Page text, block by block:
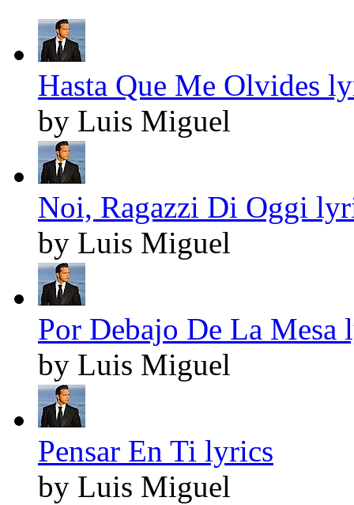
Hasta Que Me Olvides
by Luis Miguel
Noi, Ragazzi Di Oggi
by Luis Miguel
Por Debajo De La Mesa
by Luis Miguel
Pensar En Ti lyrics
by Luis Miguel